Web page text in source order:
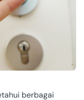
berbagai